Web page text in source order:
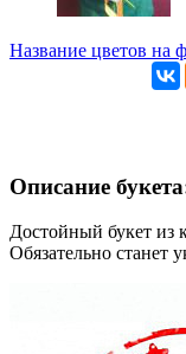
Название цветов на
Описание
Достойный букет из
Обязательно станет